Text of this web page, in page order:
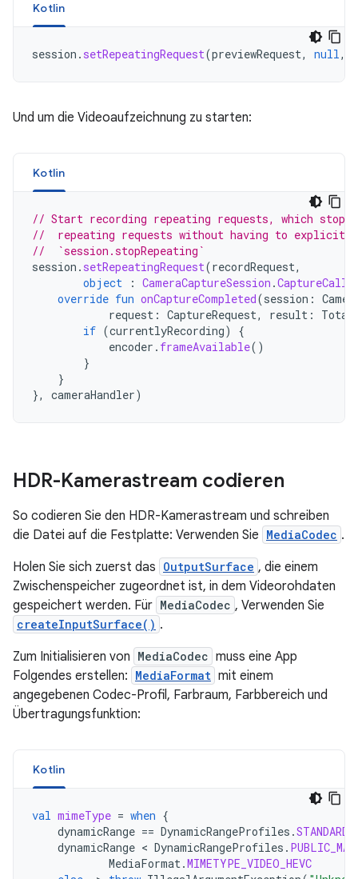
Kotlin
session . setRepeatingRequest(previewRequest, null,
Und um die Videoaufzeichnung zu starten:
Kotlin
// Start recording repeating requests, which stops
//  repeating requests without having to
//  `session.stopRepeating`
session . setRepeatingRequest(recordRequest,
object
: CameraCaptureSession .
override fun onCaptureCompleted(session :
request : CaptureRequest, result :
if (currentlyRecording)
{
encoder . frameAvailable()
}
}
},
cameraHandler)
HDR-Kamerastream codieren
So codieren Sie den HDR-Kamerastream und schreiben
die Datei auf die Festplatte: Verwenden Sie MediaCodec .
Holen Sie sich zuerst das OutputSurface , die einem
Zwischenspeicher zugeordnet ist, in dem Videorohdaten
gespeichert werden. Für MediaCodec , Verwenden Sie
createInputSurface() .
Zum Initialisieren von MediaCodec muss eine App
Folgendes erstellen: MediaFormat mit einem
angegebenen Codec-Profil, Farbraum, Farbbereich und
Übertragungsfunktion:
Kotlin
val mimeType = when {
dynamicRange == DynamicRangeProfiles .STANDARD
dynamicRange < DynamicRangeProfiles . PUBLIC_MAX
MediaFormat.MIMETYPE_VIDEO_HEVC